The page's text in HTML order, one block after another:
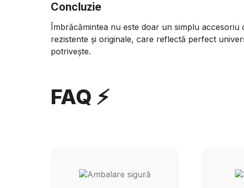
Concluzie
Îmbrăcămintea nu este doar un simplu
rezistente și originale, care reflectă perfect
potrivește.
FAQ ⚡